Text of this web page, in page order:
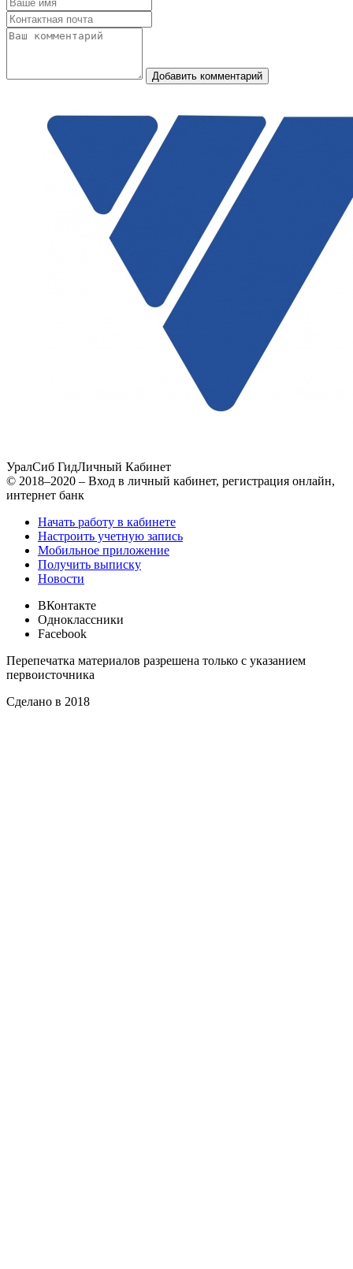
Добавить комментарий
УралСиб ГидЛичный Кабинет
© 2018–2020 – Вход в личный кабинет, регистрация онлайн,
интернет банк
Начать работу в кабинете
Настроить учетную запись
Мобильное приложение
Получить выписку
Новости
ВКонтакте
Одноклассники
Facebook
Перепечатка материалов разрешена только с указанием
первоисточника
Сделано в 2018